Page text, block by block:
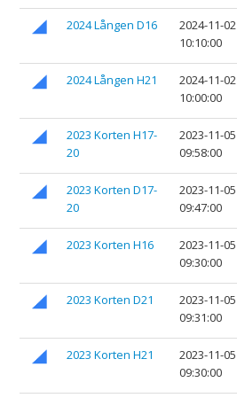
2024 Lången D16
2024-11-02
10:10:00
2024 Lången H21
2024-11-02
10:00:00
2023 Korten H17-
20
2023-11-05
09:58:00
2023 Korten D17-
20
2023-11-05
09:47:00
2023 Korten H16
2023-11-05
09:30:00
2023 Korten D21
2023-11-05
09:31:00
2023 Korten H21
2023-11-05
09:30:00